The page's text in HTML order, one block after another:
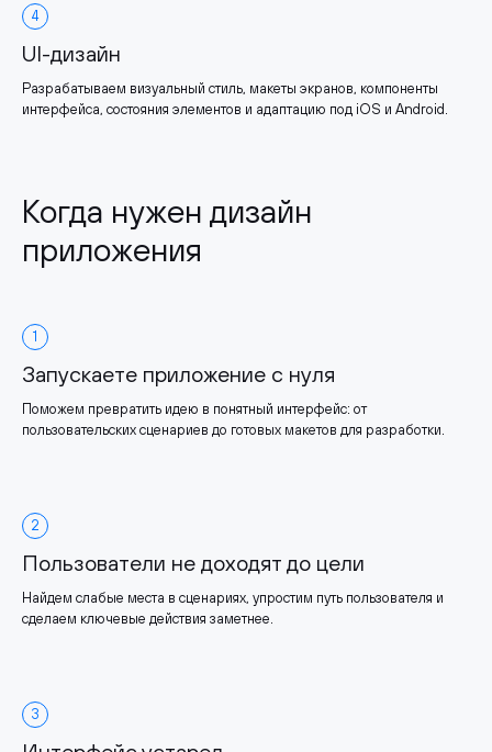
4
UI-дизайн
Разрабатываем визуальный стиль, макеты экранов, компоненты
интерфейса, состояния элементов и адаптацию под iOS и Android.
Когда нужен дизайн
приложения
1
Запускаете приложение с нуля
Поможем превратить идею в понятный интерфейс: от
пользовательских сценариев до готовых макетов для разработки.
2
Пользователи не доходят до цели
Найдем слабые места в сценариях, упростим путь пользователя и
сделаем ключевые действия заметнее.
3